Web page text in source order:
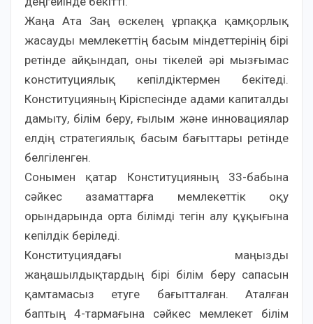
Жаңа Ата Заң өскелең ұрпаққа қамқорлық
жасауды мемлекеттің басым міндеттерінің бірі
ретінде айқындап, оны тікелей әрі мызғымас
конституциялық кепілдіктермен бекітеді.
Конституцияның Кіріспесінде адами капиталды
дамыту, білім беру, ғылым және инновациялар
елдің стратегиялық басым бағыттары ретінде
белгіленген.
Сонымен қатар Конституцияның 33-бабына
сәйкес азаматтарға мемлекеттік оқу
орындарында орта білімді тегін алу құқығына
кепілдік беріледі.
Конституциядағы маңызды
жаңашылдықтардың бірі білім беру сапасын
қамтамасыз етуге бағытталған. Аталған
баптың 4-тармағына сәйкес мемлекет білім